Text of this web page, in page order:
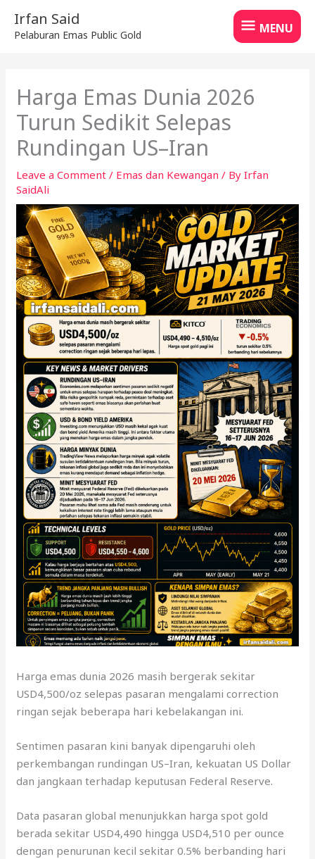
content
Irfan Said
Pelaburan Emas Public Gold
MENU
MENU
Harga Emas Dunia 2026
Turun Sedikit Selepas
Rundingan US–Iran
Leave a Comment / Emas dan Kewangan / ByIrfan
SaidAli
Harga emas dunia 2026 masih bergerak sekitar
USD4,500/oz selepas pasaran mengalami correction
ringan sejak beberapa hari kebelakangan ini.
Sentimen pasaran kini banyak dipengaruhi oleh
perkembangan rundingan US–Iran, kekuatan US Dollar
dan jangkaan terhadap keputusan Federal Reserve.
Data pasaran global menunjukkan harga spot gold
berada sekitar USD4,490 hingga USD4,510 per ounce
dengan penurunan kecil sekitar 0.5% berbanding hari